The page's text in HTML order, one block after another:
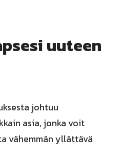
uuteen
johtuu
asia, jonka voit
vähemmän yllättävä